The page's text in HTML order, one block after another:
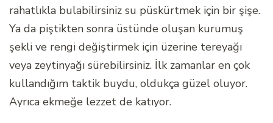
rahatlıkla bulabilirsiniz su püskürtmek için bir şişe.
Ya da piştikten sonra üstünde oluşan kurumuş
şekli ve rengi değiştirmek için üzerine tereyağı
veya zeytinyağı sürebilirsiniz. İlk zamanlar en çok
kullandığım taktik buydu, oldukça güzel oluyor.
Ayrıca ekmeğe lezzet de katıyor.